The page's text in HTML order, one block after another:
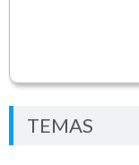
TEMAS